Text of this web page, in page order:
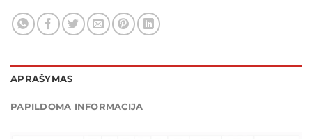
APRAŠYMAS
PAPILDOMA INFORMACIJA